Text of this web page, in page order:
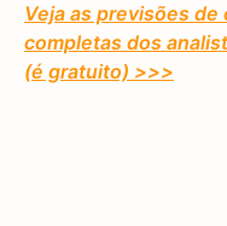
Veja as previsões
completas dos
(é gratuito) >>>